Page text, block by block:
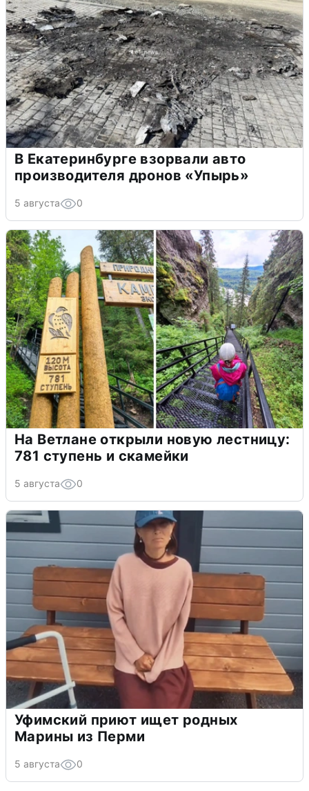
В Екатеринбурге взорвали авто
производителя дронов «Упырь»
5 августа 0
На Ветлане открыли новую лестницу:
781 ступень и скамейки
5 августа 0
Уфимский приют ищет родных
Марины из Перми
5 августа 0